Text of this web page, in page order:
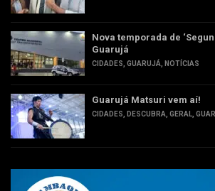
Nova temporada de
Guarujá
CIDADES GUARUJÁ NOTÍCIAS
Guarujá Matsuri vem aí!
CIDADES DESCUBRA GERAL